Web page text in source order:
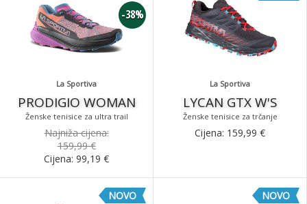
La Sportiva
PRODIGIO WOMAN
Ženske tenisice za ultra trail
-38%
Najniža cijena:
159,99 €
Cijena: 99,19 €
La Sportiva
LYCAN GTX W'S
Ženske tenisice za trčanje
Cijena: 159,99 €
NOVO NOVO